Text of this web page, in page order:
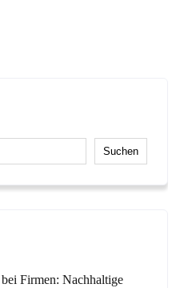
Suchen
Firmen: Nachhaltige